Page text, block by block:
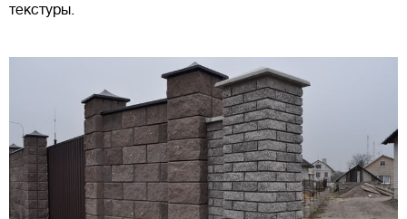
текстуры.